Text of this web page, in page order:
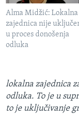
Alma Midžić: Lokalna
zajednica nije
u proces donošenja
odluka
lokalna zajednica
odluka. To je u
to je uključivanje